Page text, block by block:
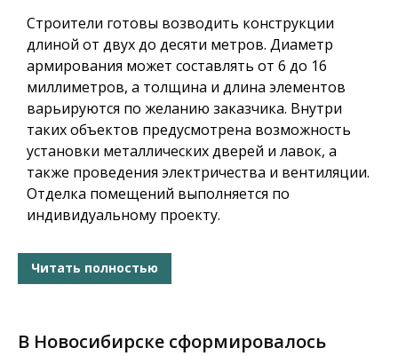
Строители готовы возводить конструкции
длиной от двух до десяти метров. Диаметр
армирования может составлять от 6 до 16
миллиметров, а толщина и длина элементов
варьируются по желанию заказчика. Внутри
таких объектов предусмотрена возможность
установки металлических дверей и лавок, а
также проведения электричества и вентиляции.
Отделка помещений выполняется по
индивидуальному проекту.
Читать полностью
В Новосибирске сформировалось